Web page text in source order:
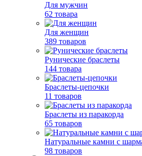
Для мужчин
62 товара
Для женщин
389 товаров
Рунические браслеты
144 товара
Браслеты-цепочки
11 товаров
Браслеты из паракорда
65 товаров
Натуральные камни с
98 товаров